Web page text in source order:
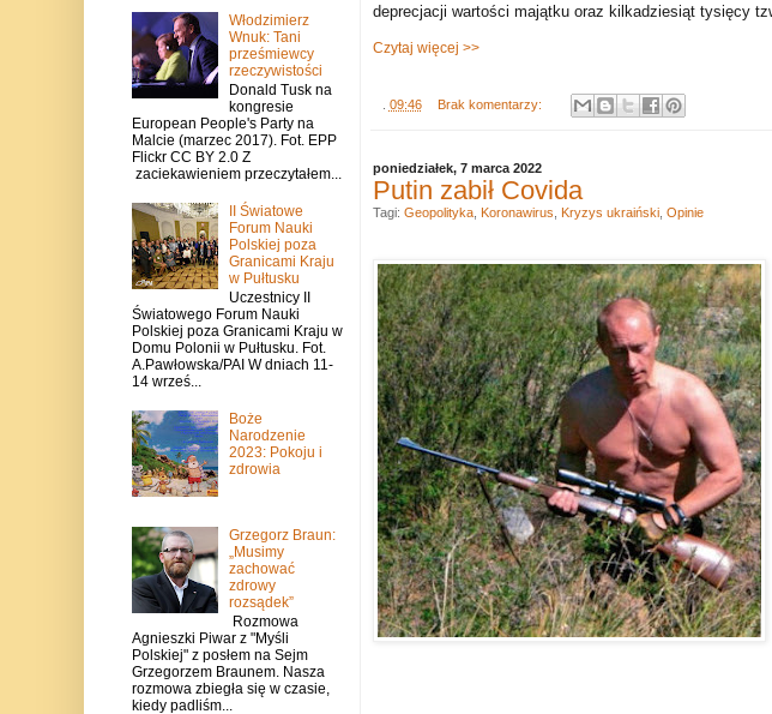
deprecjacji wartości majątku oraz kilkadziesiąt tysięcy
Czytaj więcej >>
09:46 Brak komentarzy:
poniedziałek, 7 marca 2022
Putin zabił Covida
Tagi: Geopolityka, Koronawirus Kryzys ukraiński, Opinie
Włodzimierz
Wnuk: Tani
prześmiewcy
rzeczywistości
Donald Tusk na
kongresie
European People's Party na
Malcie (marzec 2017). Fot. EPP
Flickr CC BY 2.0 Z
zaciekawieniem przeczytałem...
II Światowe
Forum Nauki
Polskiej poza
Granicami Kraju
w Pułtusku
Uczestnicy II
Światowego Forum Nauki
Polskiej poza Granicami Kraju w
Domu Polonii w Pułtusku. Fot.
A.Pawłowska/PAI W dniach 11-
14 wrześ...
Boże
Narodzenie
2023: Pokoju i
zdrowia
Grzegorz Braun:
„Musimy
zachować
zdrowy
rozsądek”
Rozmowa
Agnieszki Piwar z "Myśli
Polskiej" z posłem na Sejm
Grzegorzem Braunem. Nasza
rozmowa zbiegła się w czasie,
kiedy padliśm...